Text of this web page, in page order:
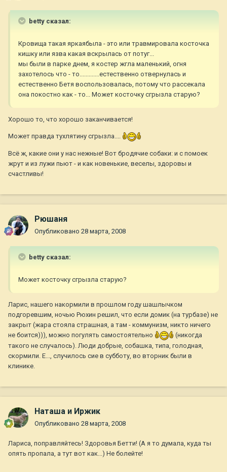
betty сказал:
Кровища такая яркаябыла - это или травмировала косточка
кишку или язва какая вскрылась от потуг...
мы были в парке днем, я костер жгла маленький, огня
захотелось что - то.............естественно отвернулась и
естественно Бетя воспользовалась, потому что рассекала
она покостно как - то... Может косточку сгрызла старую?
Хорошо то, что хорошо заканчивается!
Может правда тухлятину сгрызла....
Всё ж, какие они у нас нежные! Вот бродячие собаки: и с помоек
жрут и из лужи пьют - и как новенькие, веселы, здоровы и
счастливы!
Рюшаня
Опубликовано 28 марта, 2008
betty сказал:
Может косточку сгрызла старую?
Ларис, нашего накормили в прошлом году шашлычком
подгоревшим, ночью Рюхин решил, что если домик (на турбазе) не
закрыт (жара стояла страшная, а там - коммунизм, никто ничего
не боится))), можно погулять самостоятельно
(никогда
такого не случалось). Люди добрые, собашка, типа, голодная,
скормили. Е..., случилось сие в субботу, во вторник были в
клинике.
Наташа и Иржик
Опубликовано 28 марта, 2008
Лариса, поправляйтесь! Здоровья Бетти! (А я то думала, куда ты
опять пропала, а тут вот как...) Не болейте!